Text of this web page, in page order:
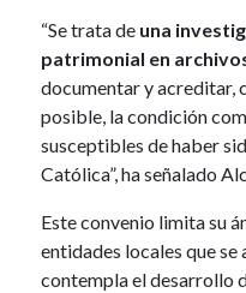
“Se trata de una
patrimonial en
documentar y acreditar,
posible, la condición
susceptibles de haber
Católica”, ha señalado
Este convenio limita su
entidades locales que
contempla el desarrollo